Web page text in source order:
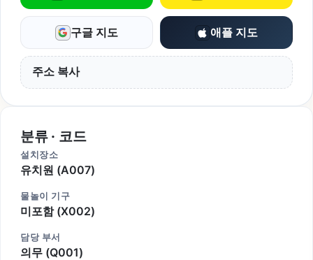
구글 지도 애플 지도
주소 복사
분류 · 코드
설치장소
유치원 (A007)
물놀이 기구
미포함 (X002)
담당 부서
의무 (Q001)